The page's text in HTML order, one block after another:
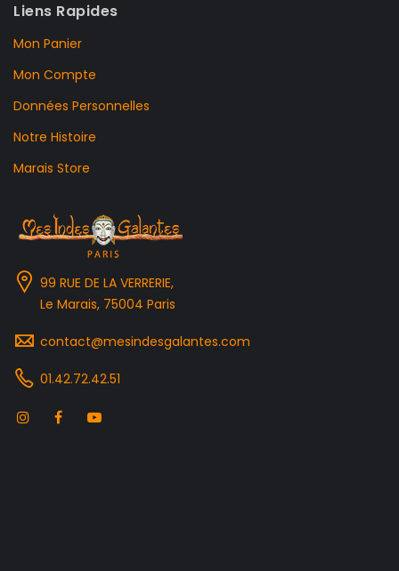
Liens Rapides
Mon Panier
Mon Compte
Données Personnelles
Notre Histoire
Marais Store
99 RUE DE LA VERRERIE,
Le Marais, 75004 Paris
contact@mesindesgalantes.com
01.42.72.42.51